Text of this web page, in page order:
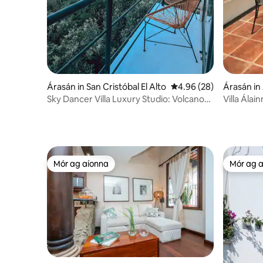
Árasán in San Cristóbal El Alto Meánrátáil 4.96 as 5,
4.96 (28)
Sky Dancer Villa Luxury Studio: Volcano
Árasán
a
Villa
Mór ag aíonna
Mór ag aíonna Mór ag
Mór ag